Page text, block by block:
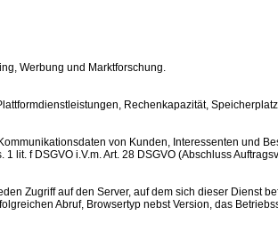
Werbung und Marktforschung.
Rechenkapazität,
von Kunden, Interessenten und
f DSGVO i.V.m. Art. 28 DSGVO (Abschluss
Zugriff auf den Server, auf dem sich dieser Dienst
Abruf, Browsertyp nebst Version, das